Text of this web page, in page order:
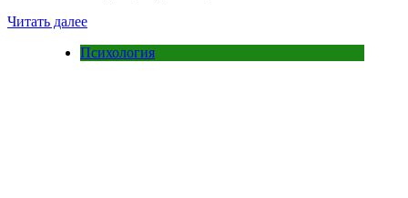
Читать далее
Психология